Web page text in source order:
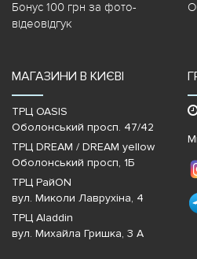
Бонус 100 грн за фото-
відеовідгук
МАГАЗИНИ В КИЄВІ
ТРЦ OASIS
Оболонський просп. 47/42
ТРЦ DREAM / DREAM yellow
Оболонський просп, 1Б
ТРЦ РайON
вул. Миколи Лаврухіна, 4
ТРЦ Aladdin
вул. Михайла Гришка, 3 А